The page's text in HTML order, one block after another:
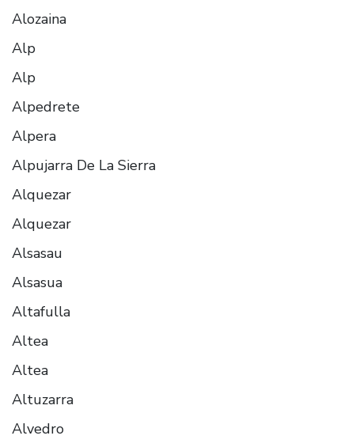
Alozaina
Alp
Alp
Alpedrete
Alpera
Alpujarra De La Sierra
Alquezar
Alquezar
Alsasau
Alsasua
Altafulla
Altea
Altea
Altuzarra
Alvedro